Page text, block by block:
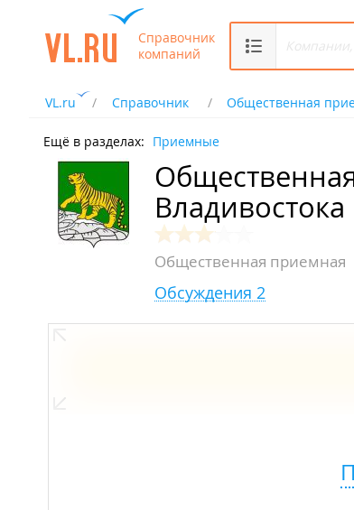
Справочник
компаний
VL.ru Справочник Общественная
Ещё в разделах: Приемные
Владивостока
Общественная приемная
Обсуждения 2